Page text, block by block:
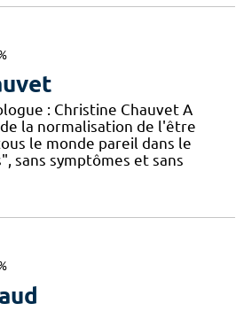
: Christine Chauvet A
la normalisation de l'être
le monde pareil dans le
sans symptômes et sans